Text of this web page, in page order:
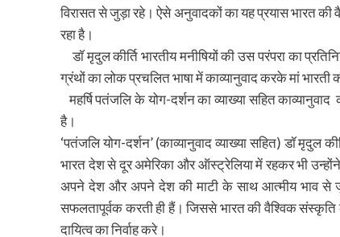
विरासत से जुड़ा रहे। ऐसे अनुवादकों का यह प्रयास भारत की
रहा है।
डॉ मृदुल कीर्ति भारतीय मनीषियों की उस परंपरा का
ग्रंथों का लोक प्रचलित भाषा में काव्यानुवाद करके मां भारती
महर्षि पतंजलि के योग-दर्शन का व्याख्या सहित
है।
‘पतंजलि योग-दर्शन’ (काव्यानुवाद व्याख्या सहित) डॉ
भारत देश से दूर अमेरिका और ऑस्ट्रेलिया में रहकर भी
अपने देश और अपने देश की माटी के साथ आत्मीय भाव से
सफलतापूर्वक करती ही हैं। जिससे भारत की वैश्विक संस्कृति
दायित्व का निर्वाह करे।